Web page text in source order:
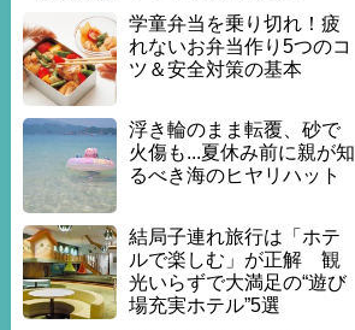
学童弁当を乗り切れ！疲
れないお弁当作り5つのコ
ツ＆安全対策の基本
浮き輪のまま転覆、砂で
火傷も...夏休み前に親が知
るべき海のヒヤリハット
結局子連れ旅行は「ホテ
ルで楽しむ」が正解 観
光いらずで大満足の“遊び
場充実ホテル”5選